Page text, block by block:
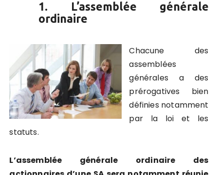
1. L’assemblée générale
ordinaire
Chacune des
assemblées
générales a des
prérogatives bien
définies notamment
par la loi et les
statuts.
L’assemblée générale ordinaire des